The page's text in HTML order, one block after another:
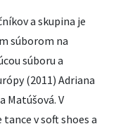
a skupina je
súborom na
súboru a
(2011) Adriana
Matúšová. V
v soft shoes a